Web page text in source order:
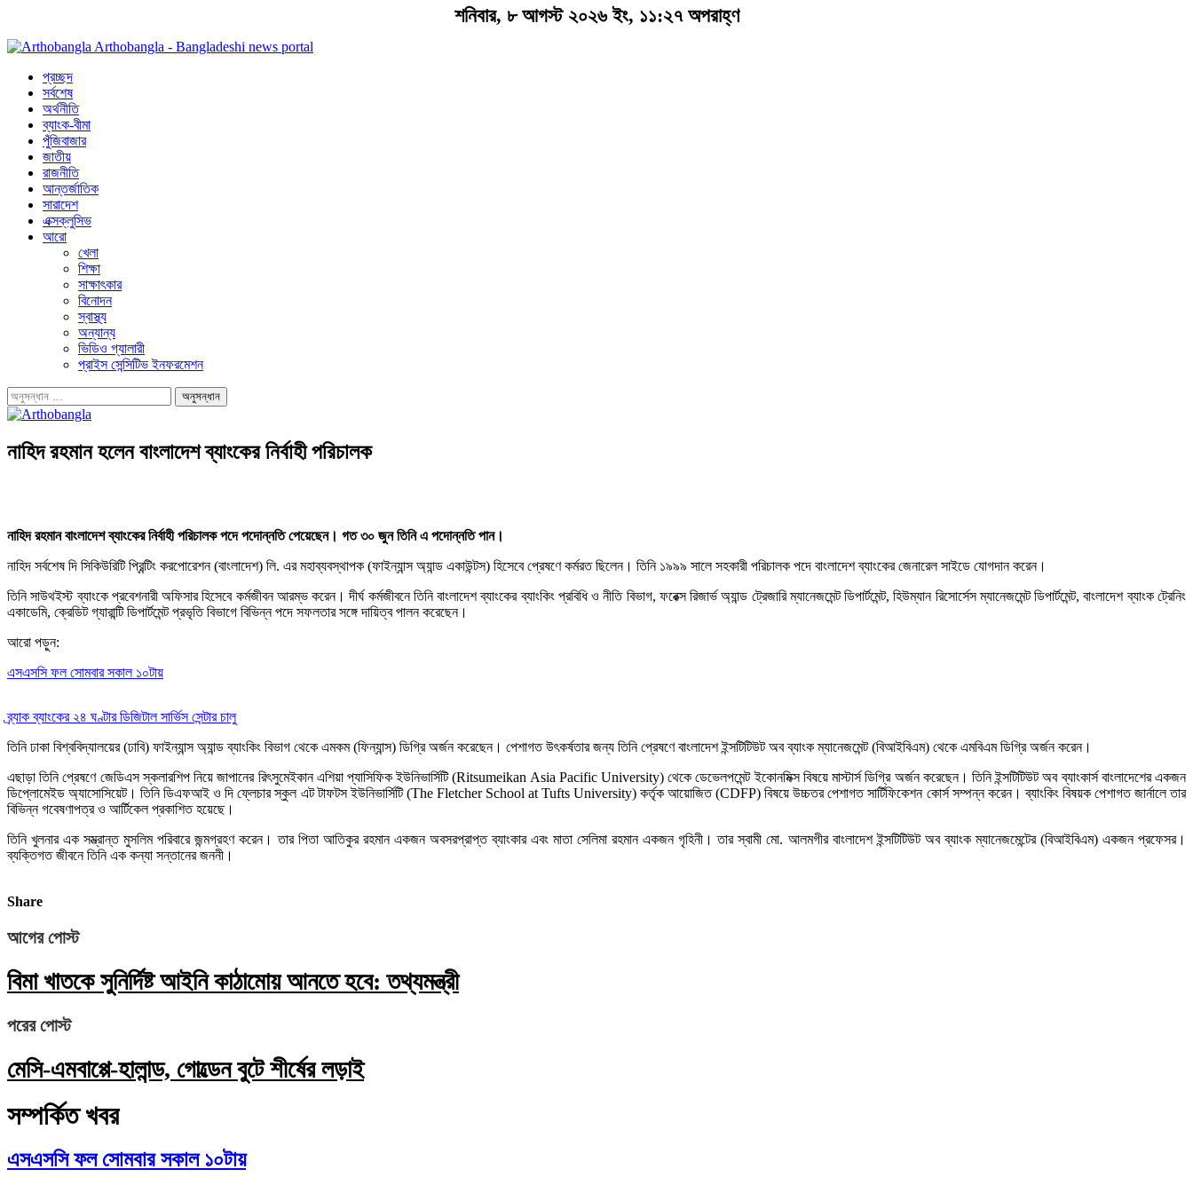
শনিবার, ৮ আগস্ট ২০২৬ ইং, ১১:২৭ অপরাহ্ণ
Arthobangla - Bangladeshi news portal
প্রচ্ছদ
সর্বশেষ
অর্থনীতি
ব্যাংক-বীমা
পুঁজিবাজার
জাতীয়
রাজনীতি
আন্তর্জাতিক
সারাদেশ
এক্সক্লুসিভ
আরো
খেলা
শিক্ষা
সাক্ষাৎকার
বিনোদন
স্বাস্থ্য
অন্যান্য
ভিডিও গ্যালারী
প্রাইস সেন্সিটিভ ইনফরমেশন
নাহিদ রহমান হলেন বাংলাদেশ ব্যাংকের নির্বাহী পরিচালক
নাহিদ রহমান বাংলাদেশ ব্যাংকের নির্বাহী পরিচালক পদে পদোন্নতি পেয়েছেন। গত ৩০ জুন তিনি এ পদোন্নতি পান।
নাহিদ সর্বশেষ দি সিকিউরিটি প্রিন্টিং করপোরেশন (বাংলাদেশ) লি. এর মহাব্যবস্থাপক (ফাইন্যান্স অ্যান্ড একাউন্টস) হিসেবে প্রেষণে কর্মরত ছিলেন। তিনি ১৯৯৯ সালে সহকারী পরিচালক পদে বাংলাদেশ ব্যাংকের জেনারেল সাইডে যোগদান করেন।
তিনি সাউথইস্ট ব্যাংকে প্রবেশনারী অফিসার হিসেবে কর্মজীবন আরম্ভ করেন। দীর্ঘ কর্মজীবনে তিনি বাংলাদেশ ব্যাংকের ব্যাংকিং প্রবিধি ও নীতি বিভাগ, ফরেক্স রিজার্ভ অ্যান্ড ট্রেজারি ম্যানেজমেন্ট ডিপার্টমেন্ট, হিউম্যান রিসোর্সেস ম্যানেজমেন্ট ডিপার্টমেন্ট, বাংলাদেশ ব্যাংক ট্রেনিং
একাডেমি, ক্রেডিট গ্যারান্টি ডিপার্টমেন্ট প্রভৃতি বিভাগে বিভিন্ন পদে সফলতার সঙ্গে দায়িত্ব পালন করেছেন।
আরো পড়ুন:
এসএসসি ফল সোমবার সকাল ১০টায়
ব্র্যাক ব্যাংকের ২৪ ঘণ্টার ডিজিটাল সার্ভিস সেন্টার চালু
তিনি ঢাকা বিশ্ববিদ্যালয়ের (ঢাবি) ফাইন্যান্স অ্যান্ড ব্যাংকিং বিভাগ থেকে এমকম (ফিন্যান্স) ডিগ্রি অর্জন করেছেন। পেশাগত উৎকর্ষতার জন্য তিনি প্রেষণে বাংলাদেশ ইন্সটিটিউট অব ব্যাংক ম্যানেজমেন্ট (বিআইবিএম) থেকে এমবিএম ডিগ্রি অর্জন করেন।
এছাড়া তিনি প্রেষণে জেডিএস স্কলারশিপ নিয়ে জাপানের রিৎসুমেইকান এশিয়া প্যাসিফিক ইউনিভার্সিটি (Ritsumeikan Asia Pacific University) থেকে ডেভেলপমেন্ট ইকোনমিক্স বিষয়ে মাস্টার্স ডিগ্রি অর্জন করেছেন। তিনি ইন্সটিটিউট অব ব্যাংকার্স বাংলাদেশের একজন
ডিপ্লোমেইড অ্যাসোসিয়েট। তিনি ডিএফআই ও দি ফ্লেচার স্কুল এট টাফটস ইউনিভার্সিটি (The Fletcher School at Tufts University) কর্তৃক আয়োজিত (CDFP) বিষয়ে উচ্চতর পেশাগত সার্টিফিকেশন কোর্স সম্পন্ন করেন। ব্যাংকিং বিষয়ক পেশাগত জার্নালে তার
বিভিন্ন গবেষণাপত্র ও আর্টিকেল প্রকাশিত হয়েছে।
তিনি খুলনার এক সম্ভ্রান্ত মুসলিম পরিবারে জন্মগ্রহণ করেন। তার পিতা আতিকুর রহমান একজন অবসরপ্রাপ্ত ব্যাংকার এবং মাতা সেলিমা রহমান একজন গৃহিনী। তার স্বামী মো. আলমগীর বাংলাদেশ ইন্সটিটিউট অব ব্যাংক ম্যানেজমেন্টের (বিআইবিএম) একজন প্রফেসর।
ব্যক্তিগত জীবনে তিনি এক কন্যা সন্তানের জননী।
Share
আগের পোস্ট
বিমা খাতকে সুনির্দিষ্ট আইনি কাঠামোয় আনতে হবে: তথ্যমন্ত্রী
পরের পোস্ট
মেসি-এমবাপ্পে-হালান্ড, গোল্ডেন বুটে শীর্ষের লড়াই
সম্পর্কিত খবর
এসএসসি ফল সোমবার সকাল ১০টায়